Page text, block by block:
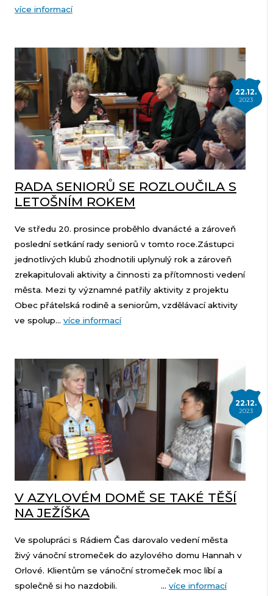
více informací
22.12.
2023
RADA SENIORŮ SE ROZLOUČILA S
LETOŠNÍM ROKEM
Ve středu 20. prosince proběhlo dvanácté a zároveň
poslední setkání rady seniorů v tomto roce.Zástupci
jednotlivých klubů zhodnotili uplynulý rok a zároveň
zrekapitulovali aktivity a činnosti za přítomnosti vedení
města. Mezi ty významné patřily aktivity z projektu
Obec přátelská rodině a seniorům, vzdělávací aktivity
ve spolup... více informací
22.12.
2023
V AZYLOVÉM DOMĚ SE TAKÉ TĚŠÍ
NA JEŽÍŠKA
Ve spolupráci s Rádiem Čas darovalo vedení města
živý vánoční stromeček do azylového domu Hannah v
Orlové. Klientům se vánoční stromeček moc líbí a
společně si ho nazdobili. ... více informací